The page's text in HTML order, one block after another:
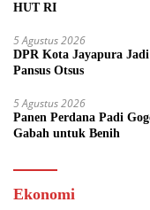
HUT RI
5 Agustus 2026
DPR Kota Jayapura
Pansus Otsus
5 Agustus 2026
Panen Perdana Padi
Gabah untuk Benih
Ekonomi